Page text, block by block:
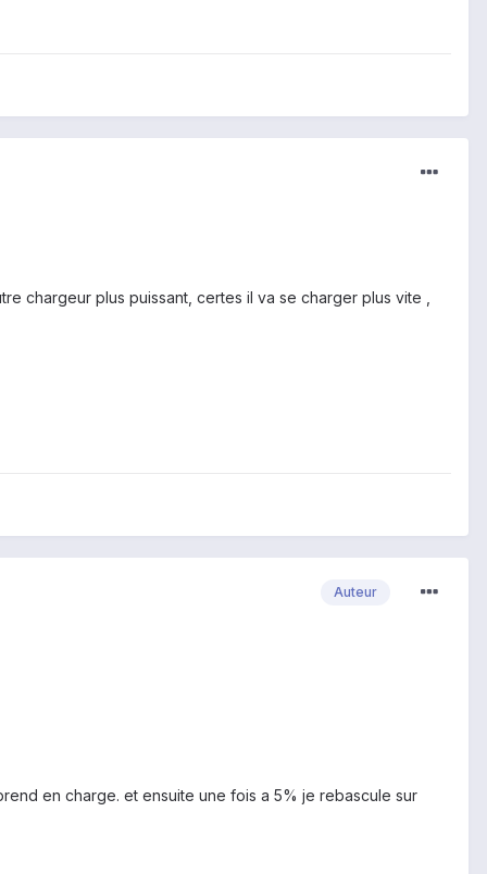
chargeur plus puissant, certes il va se charger plus vite ,
Auteur
en charge. et ensuite une fois a 5% je rebascule sur